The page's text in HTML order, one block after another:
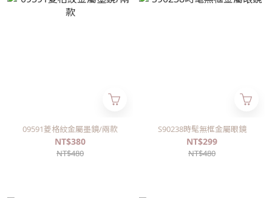
09591菱格紋金屬墨鏡/兩款
NT$380
NT$480
S90238時髦無框金屬眼鏡
NT$299
NT$480